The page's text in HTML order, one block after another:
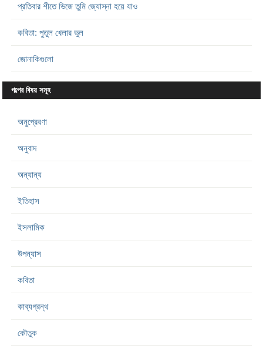
প্রতিবার শীতে ভিজে তুমি জ্যোস্না হয়ে যাও
কবিতা: পুতুল খেলার ভুল
জোনাকিগুলো
গল্পের বিষয় সমূহ
অনুপ্রেরণা
অনুবাদ
অন্যান্য
ইতিহাস
ইসলামিক
উপন্যাস
কবিতা
কাব্যগ্রন্থ
কৌতুক